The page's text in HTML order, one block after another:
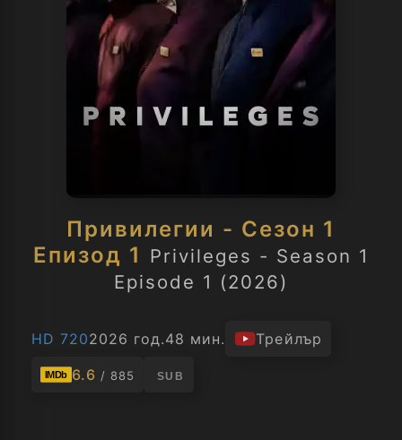
Привилегии - Сезон 1
Епизод 1 Privileges - Season 1
Episode 1 (2026)
HD 7202026 год.48 мин. Трейлър
IMDb 6.6 / 885 SUB